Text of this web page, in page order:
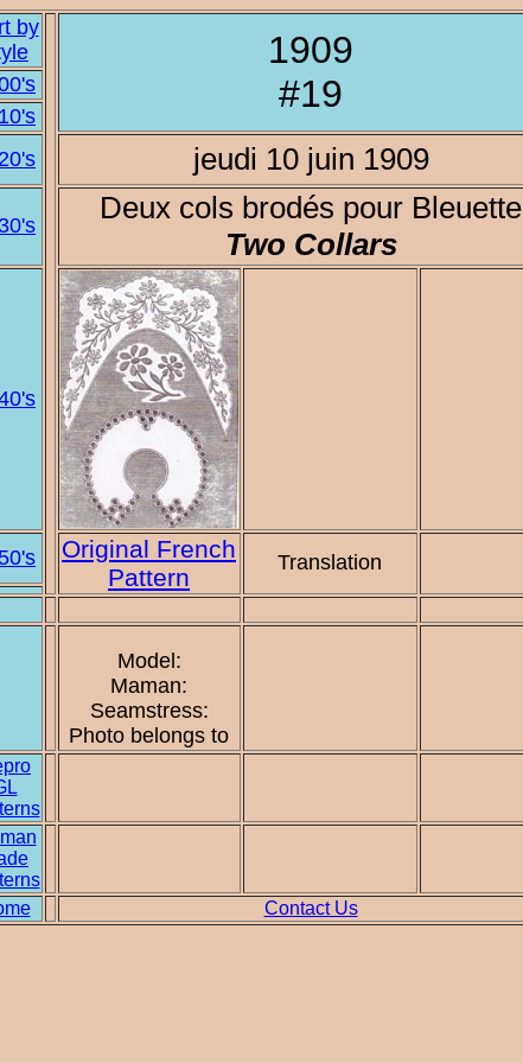
by
1909
#19
jeudi 10 juin 1909
Deux cols brodés pour Bleuette
Two Collars
Original French
Pattern
Translation
Model:
Maman:
Seamstress:
Photo belongs to
Contact Us